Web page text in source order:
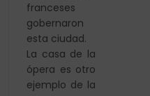
franceses
gobernaron
esta ciudad.
La casa de la
ópera es otro
ejemplo de la